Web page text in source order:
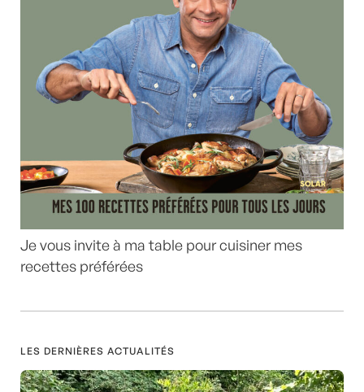
Je vous invite à ma table pour cuisiner mes
recettes préférées
LES DERNIÈRES ACTUALITÉS